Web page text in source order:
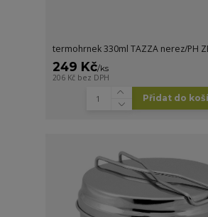
termohrnek 330ml TAZZA nerez/PH
249 Kč/ks
206 Kč bez DPH
Přidat do